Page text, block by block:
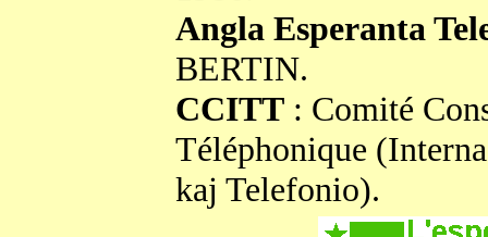
Angla Esperanta
BERTIN.
CCITT : Comité
Téléphonique
kaj Telefonio).